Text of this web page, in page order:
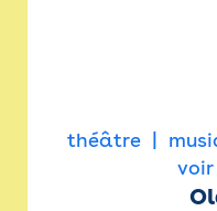
théâtre